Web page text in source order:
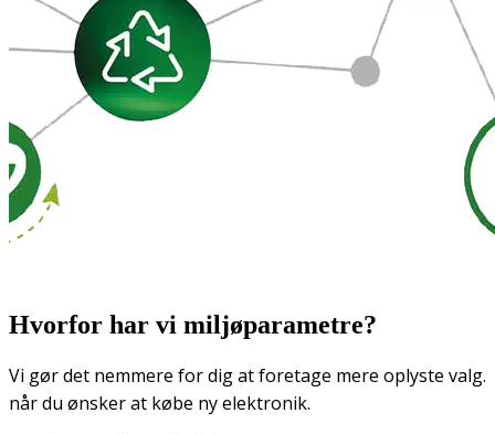
Hvorfor har vi miljøparametre?
Vi gør det nemmere for dig at foretage mere oplyste valg.
når du ønsker at købe ny elektronik.